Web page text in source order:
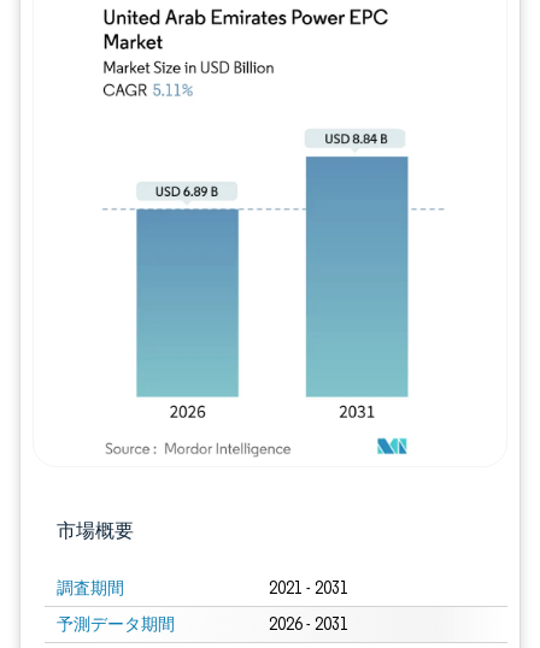
市場概要
調査期間 2021 - 2031
予測データ期間 2026 - 2031